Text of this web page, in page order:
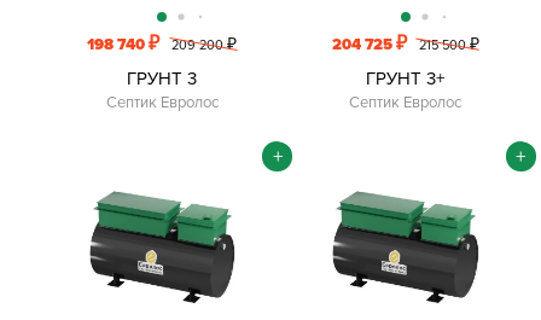
198 740₽ 209 200₽
ГРУНТ 3
Септик Евролос
204 725₽ 215 500₽
ГРУНТ 3+
Септик Евролос
+ +